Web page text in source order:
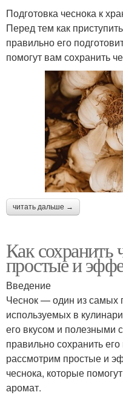
Подготовка чеснока к
Перед тем как
правильно его
помогут вам сохранить
читать дальше →
Как сохранить
простые и
Введение
Чеснок — один из самых
используемых в
его вкусом и полезными
правильно сохранить
рассмотрим простые и
чеснока, которые
аромат.